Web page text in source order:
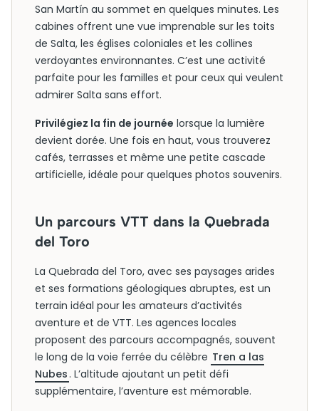
San Martín au sommet en quelques minutes. Les
cabines offrent une vue imprenable sur les toits
de Salta, les églises coloniales et les collines
verdoyantes environnantes. C’est une activité
parfaite pour les familles et pour ceux qui veulent
admirer Salta sans effort.
Privilégiez la fin de journée lorsque la lumière
devient dorée. Une fois en haut, vous trouverez
cafés, terrasses et même une petite cascade
artificielle, idéale pour quelques photos souvenirs.
Un parcours VTT dans la Quebrada
del Toro
La Quebrada del Toro, avec ses paysages arides
et ses formations géologiques abruptes, est un
terrain idéal pour les amateurs d’activités
aventure et de VTT. Les agences locales
proposent des parcours accompagnés, souvent
le long de la voie ferrée du célèbre Tren a las
Nubes . L’altitude ajoutant un petit défi
supplémentaire, l’aventure est mémorable.